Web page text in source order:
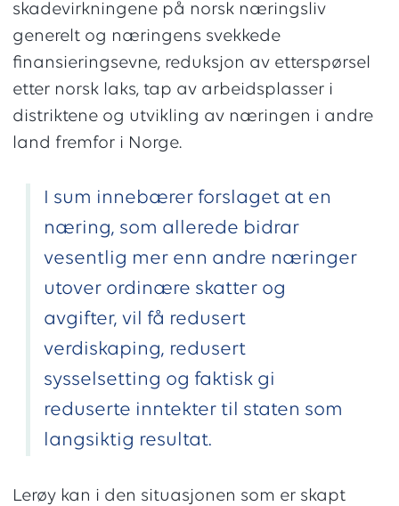
skadevirkningene på norsk næringsliv
generelt og næringens svekkede
finansieringsevne, reduksjon av etterspørsel
etter norsk laks, tap av arbeidsplasser i
distriktene og utvikling av næringen i andre
land fremfor i Norge.
I sum innebærer forslaget at en
næring, som allerede bidrar
vesentlig mer enn andre næringer
utover ordinære skatter og
avgifter, vil få redusert
verdiskaping, redusert
sysselsetting og faktisk gi
reduserte inntekter til staten som
langsiktig resultat.
Lerøy kan i den situasjonen som er skapt